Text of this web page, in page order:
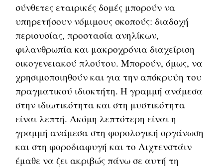
σύνθετες εταιρικές δομές μπορούν να
υπηρετήσουν νόμιμους σκοπούς: διαδοχή
περιουσίας, προστασία ανηλίκων,
φιλανθρωπία και μακροχρόνια διαχείριση
οικογενειακού πλούτου. Μπορούν, όμως, να
χρησιμοποιηθούν και για την απόκρυψη του
πραγματικού ιδιοκτήτη. Η γραμμή ανάμεσα
στην ιδιωτικότητα και στη μυστικότητα
είναι λεπτή. Ακόμη λεπτότερη είναι η
γραμμή ανάμεσα στη φορολογική οργάνωση
και στη φοροδιαφυγή και το Λιχτενστάιν
έμαθε να ζει ακριβώς πάνω σε αυτή τη